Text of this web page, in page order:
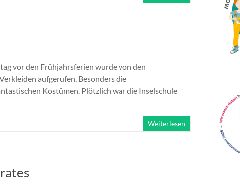
vor den Frühjahrsferien wurde von den
aufgerufen. Besonders die
Kostümen. Plötzlich war die Inselschule
Weiterlesen